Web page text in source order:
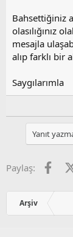
Bahsettiğiniz
olasılığınız
mesajla
alıp farklı bir
Saygılarımla
Yanıt
Paylaş:
Arşiv